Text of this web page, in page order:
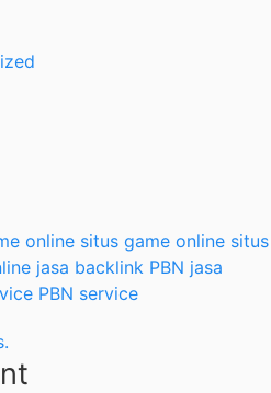
online situs game online situs
jasa backlink PBN jasa
PBN service